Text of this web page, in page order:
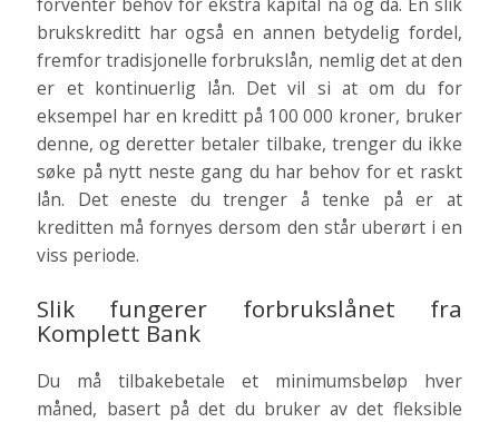
brukskreditt har også en annen betydelig fordel,
fremfor tradisjonelle forbrukslån, nemlig det at den
er et kontinuerlig lån. Det vil si at om du for
eksempel har en kreditt på 100 000 kroner, bruker
denne, og deretter betaler tilbake, trenger du ikke
søke på nytt neste gang du har behov for et raskt
lån. Det eneste du trenger å tenke på er at
kreditten må fornyes dersom den står uberørt i en
viss periode.
Slik fungerer forbrukslånet fra
Komplett Bank
Du må tilbakebetale et minimumsbeløp hver
måned, basert på det du bruker av det fleksible